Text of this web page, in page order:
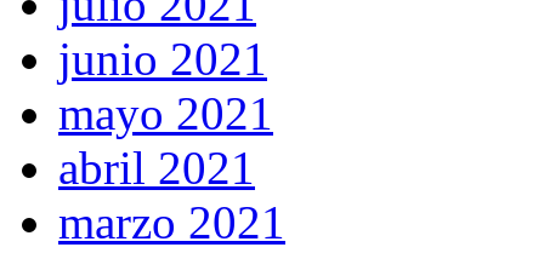
junio 2021
mayo 2021
abril 2021
marzo 2021